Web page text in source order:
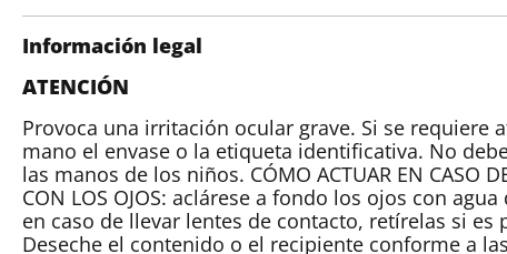
Información legal
ATENCIÓN
Provoca una irritación ocular grave. Si se requiere
mano el envase o la etiqueta identificativa. No
las manos de los niños. CÓMO ACTUAR EN CASO
CON LOS OJOS: aclárese a fondo los ojos con
en caso de llevar lentes de contacto, retírelas si es
Deseche el contenido o el recipiente conforme a